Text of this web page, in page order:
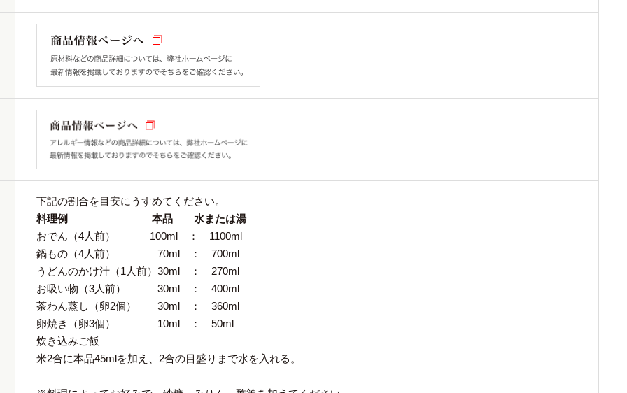
下記の割合を目安にうすめてください。
料理例 本品 水または湯
おでん（4人前） 100ml ： 1100ml
鍋もの（4人前） 70ml ： 700ml
うどんのかけ汁（1人前）30ml ： 270ml
お吸い物（3人前） 30ml ： 400ml
茶わん蒸し（卵2個） 30ml ： 360ml
卵焼き（卵3個） 10ml ： 50ml
炊き込みご飯
米2合に本品45mlを加え、2合の目盛りまで水を入れる。